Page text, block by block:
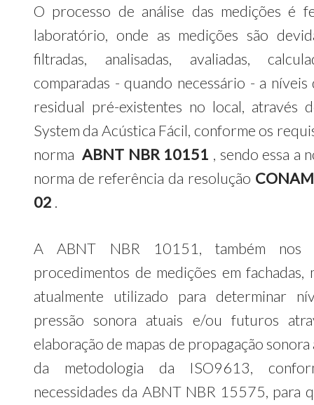
O processo de análise das medições é
laboratório, onde as medições são
filtradas, analisadas, avaliadas,
comparadas - quando necessário - a níveis
residual pré-existentes no local, através
System da Acústica Fácil, conforme os
normaABNT NBR 10151 , sendo essa a
norma de referência da resolução
02 .
A ABNT NBR 10151, também nos
procedimentos de medições em fachadas,
atualmente utilizado para determinar
pressão sonora atuais e/ou futuros
elaboração de mapas de propagação sonora
da metodologia da ISO9613,
necessidades da ABNT NBR 15575, para